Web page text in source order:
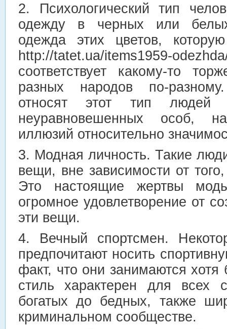
2. Психологический тип
одежду в черных или
одежда этих цветов,
http://tatet.ua/items1959-
соответствует какому-то
разных народов по-
относят этот тип людей
неуравновешенных особ,
иллюзий относительно
3. Модная личность. Такие
вещи, вне зависимости от
Это настоящие жертвы
огромное удовлетворение от
эти вещи.
4. Вечный спортсмен.
предпочитают носить
факт, что они занимаются хотя
стиль характерен для всех
богатых до бедных, также
криминальном сообществе.